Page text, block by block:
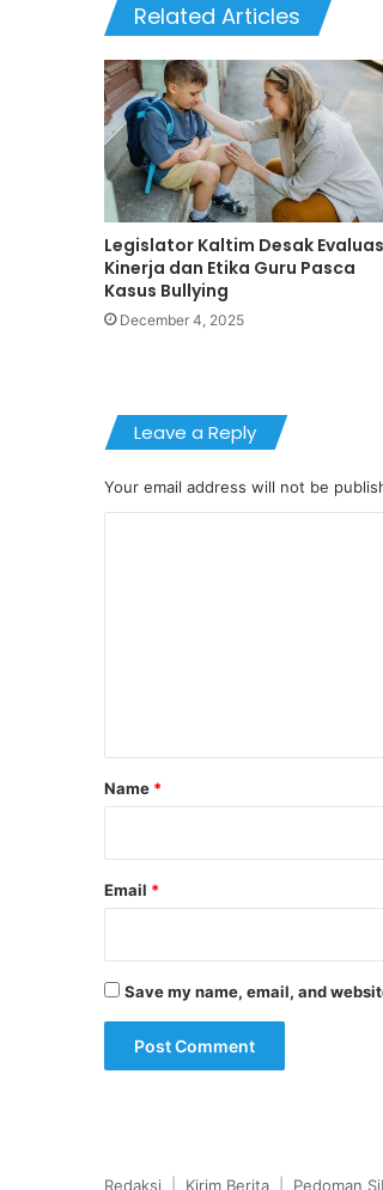
Related Articles
Legislator Kaltim Desak
Kinerja dan Etika Guru Pasca
Kasus Bullying
December 4, 2025
Leave a Reply
Your email address will not be
*
Name *
Email *
Save my name, email, and
Redaksi Kirim Berita Pedoman